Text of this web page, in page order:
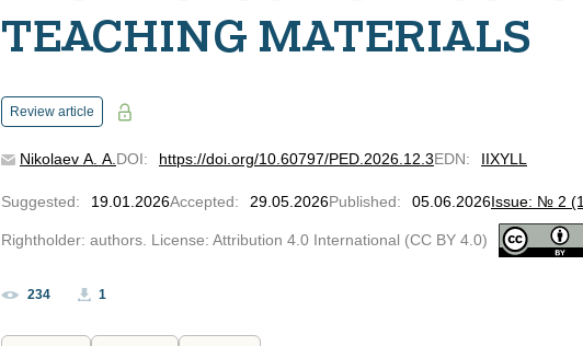
TEACHING MATERIALS
Review article
Nikolaev A. A. DOI: https://doi.org/10.60797/PED.2026.12.3EDN: IIXYLL
Suggested: 19.01.2026Accepted: 29.05.2026Published: 05.06.2026Issue: № 2
Rightholder: authors. License: Attribution 4.0 International (CC BY 4.0)
234 1